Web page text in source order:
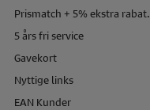
Prismatch + 5% ekstra rabat.
5 års fri service
Gavekort
Nyttige links
EAN Kunder